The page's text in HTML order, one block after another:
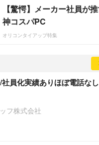
【驚愕】メーカー社員が
神コスパPC
オリコンタイアップ特集
員化実績ありほぼ電話な
フ株式会社